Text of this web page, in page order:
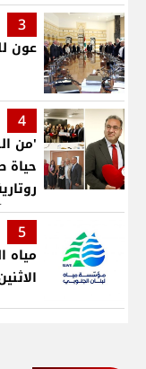
3
عون
4
'من
حياة
قلب
5
مياه